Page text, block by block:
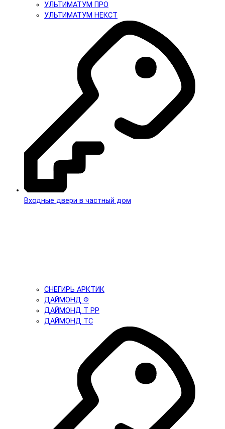
УЛЬТИМАТУМ ПРО
УЛЬТИМАТУМ НЕКСТ
Входные двери в частный дом
СНЕГИРЬ АРКТИК
ДАЙМОНД Ф
ДАЙМОНД Т PP
ДАЙМОНД ТС